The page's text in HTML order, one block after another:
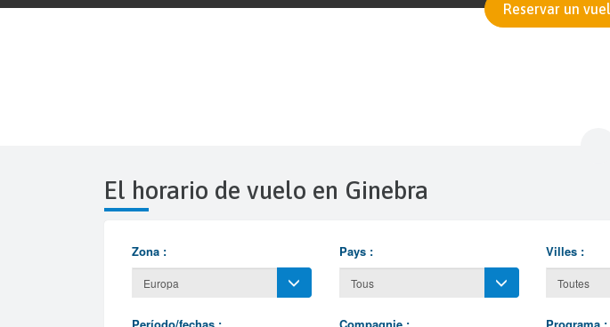
Reservar un
El horario de vuelo en Ginebra